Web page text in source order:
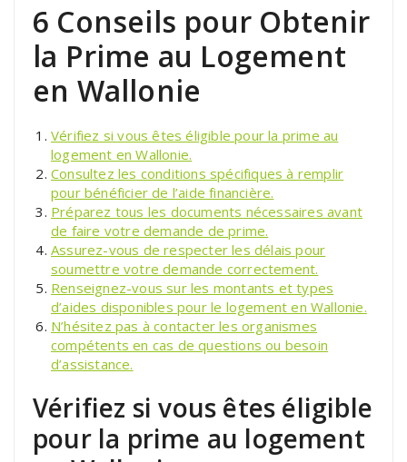
6 Conseils pour Obtenir
la Prime au Logement
en Wallonie
Vérifiez si vous êtes éligible pour la prime au
logement en Wallonie.
Consultez les conditions spécifiques à remplir
pour bénéficier de l’aide financière.
Préparez tous les documents nécessaires avant
de faire votre demande de prime.
Assurez-vous de respecter les délais pour
soumettre votre demande correctement.
Renseignez-vous sur les montants et types
d’aides disponibles pour le logement en Wallonie.
N’hésitez pas à contacter les organismes
compétents en cas de questions ou besoin
d’assistance.
Vérifiez si vous êtes éligible
pour la prime au logement